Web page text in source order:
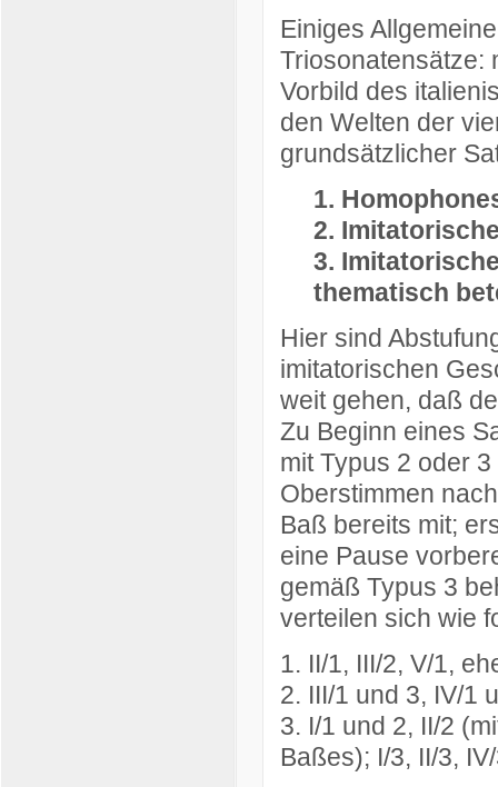
Einiges
Triosonatensätze:
Vorbild des
den Welten der
grundsätzlicher
1.
2.
3.
thematisch
Hier sind
imitatorischen
weit gehen, daß
Zu Beginn eines
mit Typus 2 oder
Oberstimmen
Baß bereits mit;
eine Pause
gemäß Typus 3
verteilen sich wie
1. II/1, III/2, V/1,
2. III/1 und 3, IV/1
3. I/1 und 2, II/2
Baßes); I/3, II/3,